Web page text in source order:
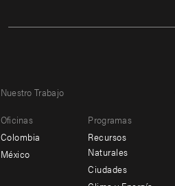
menu
-
Nuestro Trabajo
Oficinas
Colombia
México
Programas
Recursos
Naturales
Ciudades